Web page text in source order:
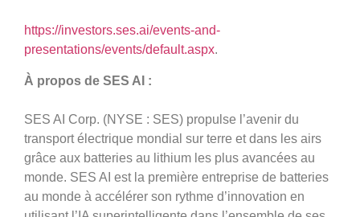
https://investors.ses.ai/events-and-
presentations/events/default.aspx.
À propos de SES AI :
SES AI Corp. (NYSE : SES) propulse l’avenir du
transport électrique mondial sur terre et dans les airs
grâce aux batteries au lithium les plus avancées au
monde. SES AI est la première entreprise de batteries
au monde à accélérer son rythme d’innovation en